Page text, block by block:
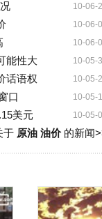
10-06-
10-06-
10-06-
10-05-
能性大
10-05-
话语权
10-05-
口
10-05-
美元
于 原油 油价的新闻